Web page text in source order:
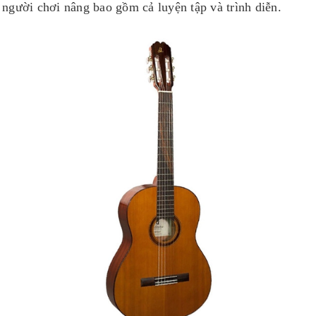
chơi nâng bao gồm cả luyện tập và trình diễn.